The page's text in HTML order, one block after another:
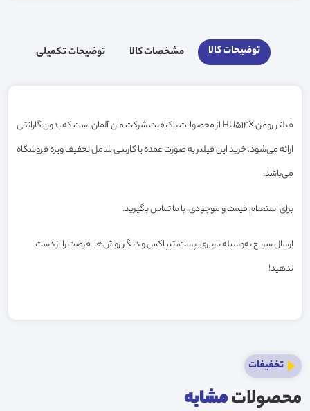
توضیحات کالا مشخصات کالا توضیحات تکمیلی
فیلتر روغن HU514X از محصولات باکیفیت شرکت مان آلمان است که بدون گارانتی
ارائه می‌شود. خرید این فیلتر به صورت عمده یا کارتنی شامل تخفیف ویژه فروشگاه
می‌باشد.
برای استعلام قیمت و موجودی، با ما تماس بگیرید.
ارسال سریع به‌وسیله باربری، پست، تیپاکس و دیگر روش‌ها! فرصت را از دست
ندهید!
تخفیفات
محصولاتمشابه